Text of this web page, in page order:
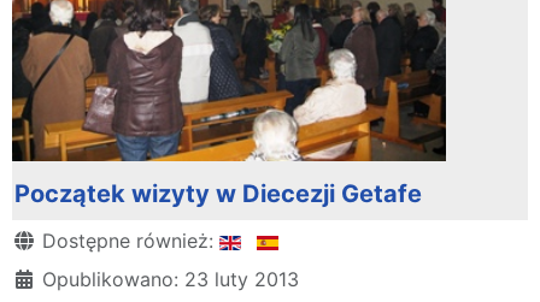
Początek wizyty w Diecezji Getafe
Szczegóły
Dostępne również:
Opublikowano: 23 luty 2013